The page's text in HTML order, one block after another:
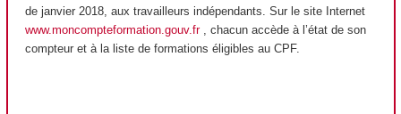
de janvier 2018, aux travailleurs indépendants. Sur le site Internet
www.moncompteformation.gouv.fr, chacun accède à l’état de son
compteur et à la liste de formations éligibles au CPF.